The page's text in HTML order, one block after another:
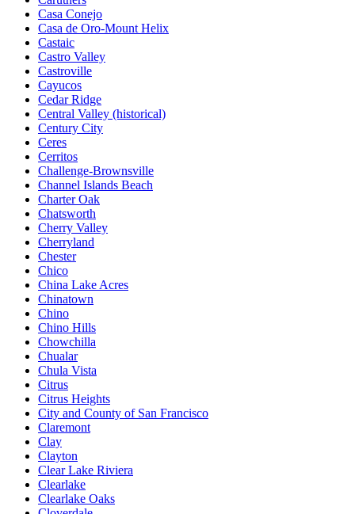
Casa Conejo
Casa de Oro-Mount Helix
Castaic
Castro Valley
Castroville
Cayucos
Cedar Ridge
Central Valley (historical)
Century City
Ceres
Cerritos
Challenge-Brownsville
Channel Islands Beach
Charter Oak
Chatsworth
Cherry Valley
Cherryland
Chester
Chico
China Lake Acres
Chinatown
Chino
Chino Hills
Chowchilla
Chualar
Chula Vista
Citrus
Citrus Heights
City and County of San Francisco
Claremont
Clay
Clayton
Clear Lake Riviera
Clearlake
Clearlake Oaks